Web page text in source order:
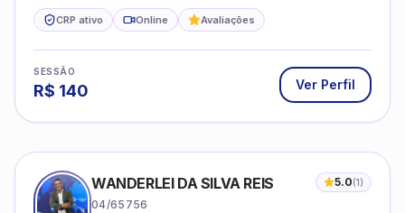
CRP ativo Online Avaliações
SESSÃO
R$ 140 Ver Perfil
WANDERLEI DA SILVA REIS 5.0(1)
04/65756